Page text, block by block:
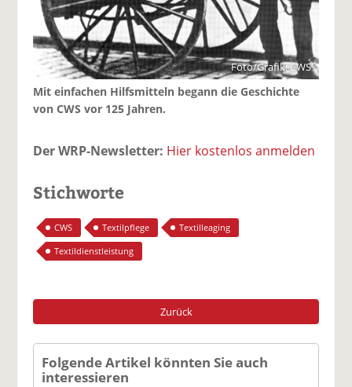
Foto/Grafik: CWS
Mit einfachen Hilfsmitteln begann die Geschichte
von CWS vor 125 Jahren.
Der WRP-Newsletter: Hier kostenlos anmelden
Stichworte
CWS Textilpflege
Textilleaging
Textildienstleistung
Zurück
Folgende Artikel könnten Sie auch
interessieren